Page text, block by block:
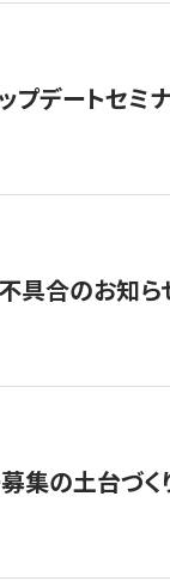
プデートセ
具合のお知ら
集の土台づ